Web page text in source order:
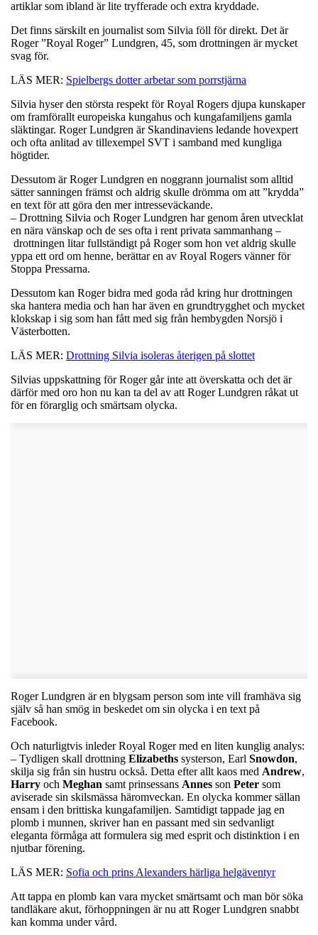
artiklar som ibland är lite tryfferade och extra kryddade.
Det finns särskilt en journalist som Silvia föll för direkt. Det är
Roger ”Royal Roger” Lundgren, 45, som drottningen är mycket
svag för.
LÄS MER: Spielbergs dotter arbetar som porrstjärna
Silvia hyser den största respekt för Royal Rogers djupa kunskaper
om framförallt europeiska kungahus och kungafamiljens gamla
släktingar. Roger Lundgren är Skandinaviens ledande hovexpert
och ofta anlitad av tillexempel SVT i samband med kungliga
högtider.
Dessutom är Roger Lundgren en noggrann journalist som alltid
sätter sanningen främst och aldrig skulle drömma om att ”krydda”
en text för att göra den mer intresseväckande.
– Drottning Silvia och Roger Lundgren har genom åren utvecklat
en nära vänskap och de ses ofta i rent privata sammanhang –
drottningen litar fullständigt på Roger som hon vet aldrig skulle
yppa ett ord om henne, berättar en av Royal Rogers vänner för
Stoppa Pressarna.
Dessutom kan Roger bidra med goda råd kring hur drottningen
ska hantera media och han har även en grundtrygghet och mycket
klokskap i sig som han fått med sig från hembygden Norsjö i
Västerbotten.
LÄS MER: Drottning Silvia isoleras återigen på slottet
Silvias uppskattning för Roger går inte att överskatta och det är
därför med oro hon nu kan ta del av att Roger Lundgren råkat ut
för en förarglig och smärtsam olycka.
Roger Lundgren är en blygsam person som inte vill framhäva sig
själv så han smög in beskedet om sin olycka i en text på
Facebook.
Och naturligtvis inleder Royal Roger med en liten kunglig analys:
– Tydligen skall drottning Elizabeths systerson, Earl Snowdon,
skilja sig från sin hustru också. Detta efter allt kaos med Andrew,
Harry och Meghan samt prinsessans Annes son Peter som
aviserade sin skilsmässa häromveckan. En olycka kommer sällan
ensam i den brittiska kungafamiljen. Samtidigt tappade jag en
plomb i munnen, skriver han en passant med sin sedvanligt
eleganta förmåga att formulera sig med esprit och distinktion i en
njutbar förening.
LÄS MER: Sofia och prins Alexanders härliga helgäventyr
Att tappa en plomb kan vara mycket smärtsamt och man bör söka
tandläkare akut, förhoppningen är nu att Roger Lundgren snabbt
kan komma under vård.